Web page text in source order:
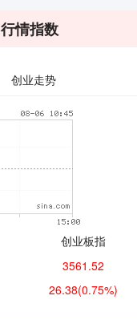
行情指数
创业走势
创业板指
3561.52
26.38(0.75%)